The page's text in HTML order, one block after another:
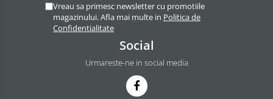
Vreau sa primesc newsletter cu promotiile
magazinului. Afla mai multe in Politica de
Confidentialitate
Social
Urmareste-ne in social media